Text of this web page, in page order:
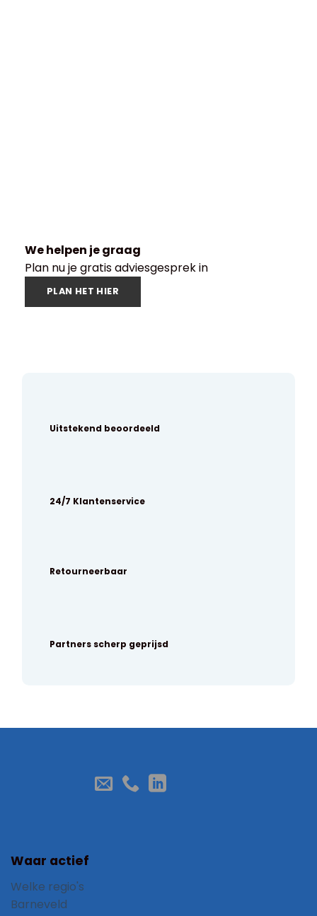
We helpen je graag
Plan nu je gratis adviesgesprek in
PLAN HET HIER
Uitstekend beoordeeld
24/7 Klantenservice
Retourneerbaar
Partners scherp geprijsd
Waar actief
Welke regio's
Barneveld